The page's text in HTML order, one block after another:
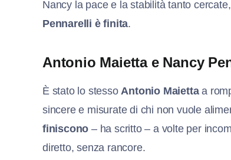
Nancy la pace e la stabilità tanto
Pennarelli è finita.
Antonio Maietta e Nancy
È stato lo stesso Antonio Maiettaa
sincere e misurate di chi non vuole
finiscono – ha scritto – a volte per
diretto, senza rancore.